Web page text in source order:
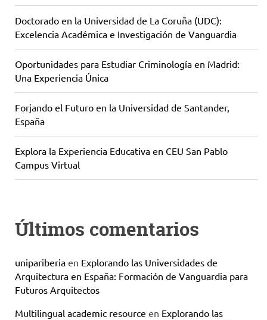
Doctorado en la Universidad de La Coruña (UDC):
Excelencia Académica e Investigación de Vanguardia
Oportunidades para Estudiar Criminología en Madrid:
Una Experiencia Única
Forjando el Futuro en la Universidad de Santander,
España
Explora la Experiencia Educativa en CEU San Pablo
Campus Virtual
Últimos comentarios
unipariberia en Explorando las Universidades de
Arquitectura en España: Formación de Vanguardia para
Futuros Arquitectos
Multilingual academic resource en Explorando las